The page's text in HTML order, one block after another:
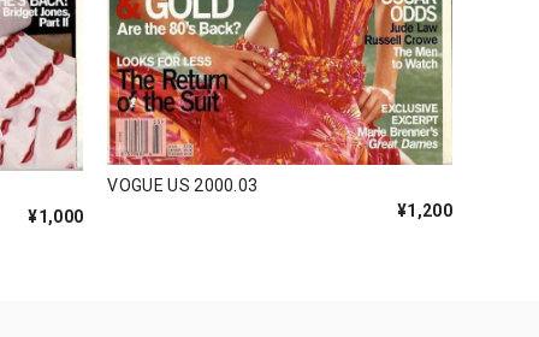
¥1,000
VOGUE US 2000.03
¥1,200